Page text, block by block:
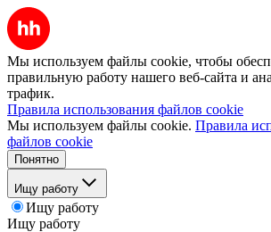
Мы используем файлы cookie, чтобы
правильную работу нашего веб-сайта и
трафик.
Правила использования файлов cookie
Мы используем файлы cookie. Правила
файлов cookie
Понятно
Ищу работу
Ищу работу
Ищу работу